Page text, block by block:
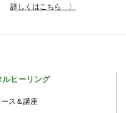
詳しくはこちら 〉
ルヒーリング
ス＆講座